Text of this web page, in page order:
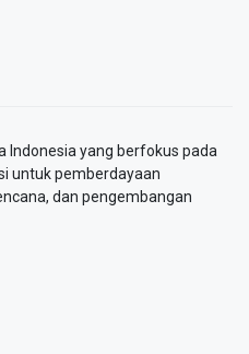
Indonesia yang berfokus pada
untuk pemberdayaan
dan pengembangan